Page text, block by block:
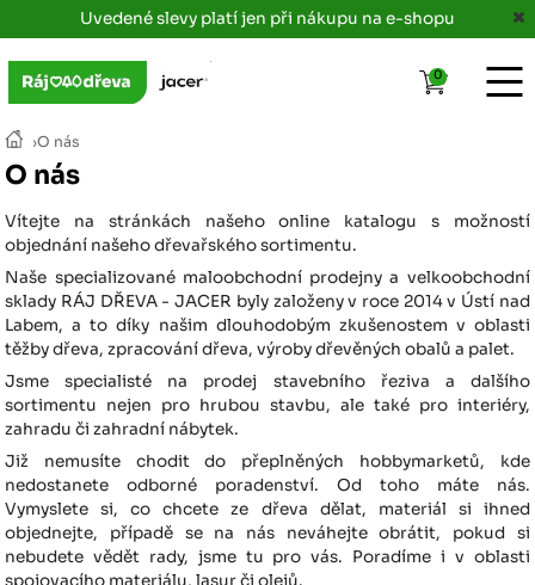
Uvedené slevy platí jen při nákupu na e-shopu
›O nás
O nás
Vítejte na stránkách našeho online katalogu s možností
objednání našeho dřevařského sortimentu.
Naše specializované maloobchodní prodejny a velkoobchodní
sklady RÁJ DŘEVA - JACER byly založeny v roce 2014 v Ústí nad
Labem, a to díky našim dlouhodobým zkušenostem v oblasti
těžby dřeva, zpracování dřeva, výroby dřevěných obalů a palet.
Jsme specialisté na prodej stavebního řeziva a dalšího
sortimentu nejen pro hrubou stavbu, ale také pro interiéry,
zahradu či zahradní nábytek.
Již nemusíte chodit do přeplněných hobbymarketů, kde
nedostanete odborné poradenství. Od toho máte nás.
Vymyslete si, co chcete ze dřeva dělat, materiál si ihned
objednejte, případě se na nás neváhejte obrátit, pokud si
nebudete vědět rady, jsme tu pro vás. Poradíme i v oblasti
spojovacího materiálu, lasur či olejů.
0